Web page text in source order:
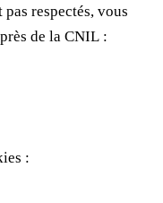
respectés, vous
de la CNIL :
: